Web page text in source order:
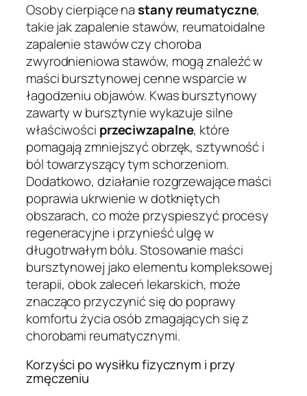
Osoby cierpiące nastany reumatyczne,
takie jak zapalenie stawów, reumatoidalne
zapalenie stawów czy choroba
zwyrodnieniowa stawów, mogą znaleźć w
maści bursztynowej cenne wsparcie w
łagodzeniu objawów. Kwas bursztynowy
zawarty w bursztynie wykazuje silne
właściwości przeciwzapalne, które
pomagają zmniejszyć obrzęk, sztywność i
ból towarzyszący tym schorzeniom.
Dodatkowo, działanie rozgrzewające maści
poprawia ukrwienie w dotkniętych
obszarach, co może przyspieszyć procesy
regeneracyjne i przynieść ulgę w
długotrwałym bólu. Stosowanie maści
bursztynowej jako elementu kompleksowej
terapii, obok zaleceń lekarskich, może
znacząco przyczynić się do poprawy
komfortu życia osób zmagających się z
chorobami reumatycznymi.
Korzyści po wysiłku fizycznym i przy
zmęczeniu